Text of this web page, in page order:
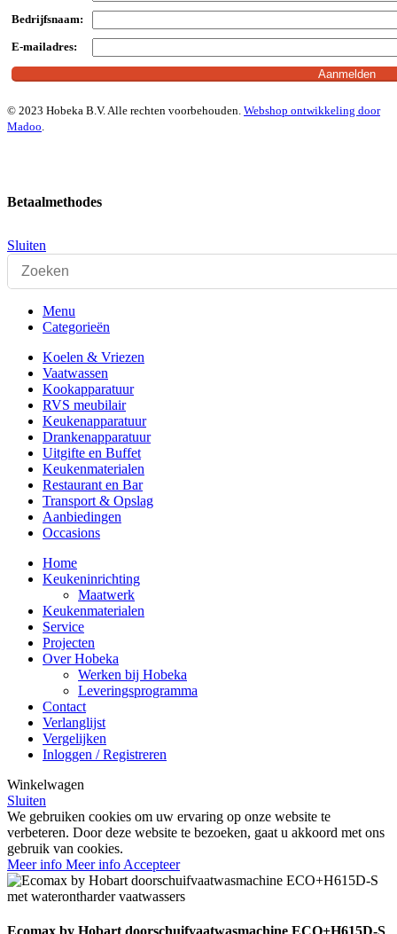
Bedrijfsnaam:
E-mailadres:
© 2023 Hobeka B.V. Alle rechten voorbehouden. Webshop ontwikkeling door
Madoo.
Betaalmethodes
Sluiten
Menu
Categorieën
Koelen & Vriezen
Vaatwassen
Kookapparatuur
RVS meubilair
Keukenapparatuur
Drankenapparatuur
Uitgifte en Buffet
Keukenmaterialen
Restaurant en Bar
Transport & Opslag
Aanbiedingen
Occasions
Home
Keukeninrichting
Maatwerk
Keukenmaterialen
Service
Projecten
Over Hobeka
Werken bij Hobeka
Leveringsprogramma
Contact
Verlanglijst
Vergelijken
Inloggen / Registreren
Winkelwagen
Sluiten
We gebruiken cookies om uw ervaring op onze website te
verbeteren. Door deze website te bezoeken, gaat u akkoord met ons
gebruik van cookies.
Meer info Meer info Accepteer